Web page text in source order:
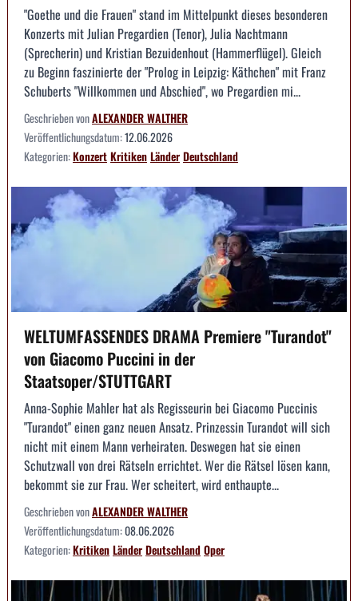
"Goethe und die Frauen" stand im Mittelpunkt dieses besonderen
Konzerts mit Julian Pregardien (Tenor), Julia Nachtmann
(Sprecherin) und Kristian Bezuidenhout (Hammerflügel). Gleich
zu Beginn faszinierte der "Prolog in Leipzig: Käthchen" mit Franz
Schuberts "Willkommen und Abschied", wo Pregardien mi...
Geschrieben vonALEXANDER WALTHER
Veröffentlichungsdatum:12.06.2026
Kategorien:KonzertKritikenLänderDeutschland
WELTUMFASSENDES DRAMA Premiere "Turandot"
von Giacomo Puccini in der
Staatsoper/STUTTGART
Anna-Sophie Mahler hat als Regisseurin bei Giacomo Puccinis
"Turandot" einen ganz neuen Ansatz. Prinzessin Turandot will sich
nicht mit einem Mann verheiraten. Deswegen hat sie einen
Schutzwall von drei Rätseln errichtet. Wer die Rätsel lösen kann,
bekommt sie zur Frau. Wer scheitert, wird enthaupte...
Geschrieben vonALEXANDER WALTHER
Veröffentlichungsdatum:08.06.2026
Kategorien:KritikenLänderDeutschlandOper